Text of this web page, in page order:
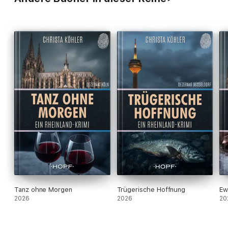
Tanz ohne Morgen
2026
Trügerische Hoffnung
2026